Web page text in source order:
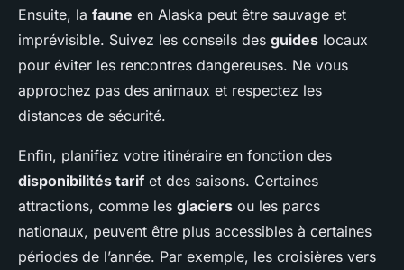
Ensuite, la faune en Alaska peut être sauvage et
imprévisible. Suivez les conseils des guides locaux
pour éviter les rencontres dangereuses. Ne vous
approchez pas des animaux et respectez les
distances de sécurité.
Enfin, planifiez votre itinéraire en fonction des
disponibilités tarif et des saisons. Certaines
attractions, comme les glaciers ou les parcs
nationaux, peuvent être plus accessibles à certaines
périodes de l’année. Par exemple, les croisières vers